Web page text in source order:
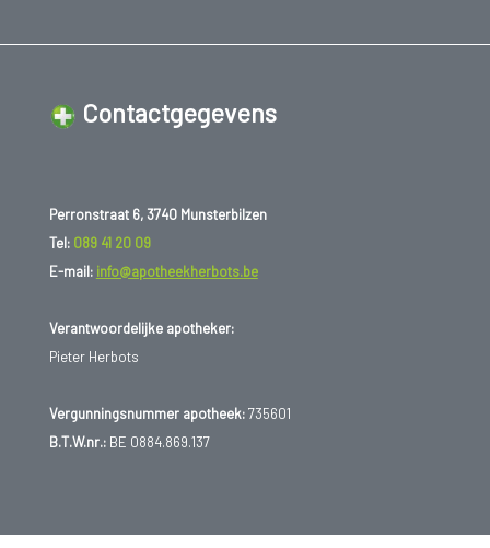
Contactgegevens
Perronstraat 6, 3740 Munsterbilzen
Tel: 089 41 20 09
E-mail: info@apotheekherbots.be
Verantwoordelijke apotheker:
Pieter Herbots
Vergunningsnummer apotheek:735601
B.T.W.nr.:BE 0884.869.137